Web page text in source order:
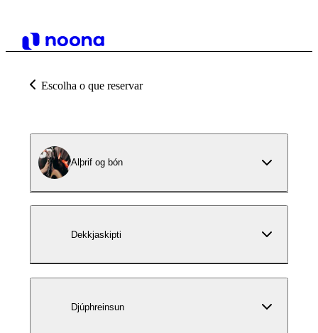
Escolha o que reservar
Alþrif og bón
Dekkjaskipti
Djúphreinsun